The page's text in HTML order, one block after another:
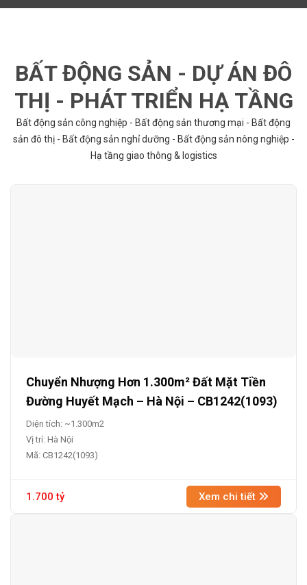
BẤT ĐỘNG SẢN - DỰ ÁN ĐÔ
THỊ - PHÁT TRIỂN HẠ TẦNG
Bất động sản công nghiệp - Bất động sản thương mại - Bất động
sản đô thị - Bất động sản nghỉ dưỡng - Bất động sản nông nghiệp -
Hạ tầng giao thông & logistics
Chuyển Nhượng Hơn 1.300m² Đất Mặt Tiền
Đường Huyết Mạch – Hà Nội – CB1242(1093)
Diện tích: ~1.300m2
Vị trí: Hà Nội
Mã: CB1242(1093)
1.700 tỷ Xem chi tiết